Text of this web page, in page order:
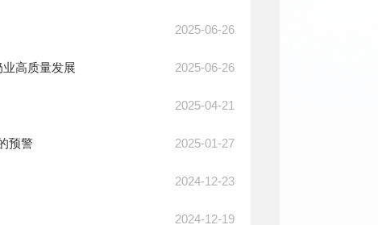
2025-06-26
高质量发展 2025-06-26
2025-04-21
预警 2025-01-27
2024-12-23
2024-12-19